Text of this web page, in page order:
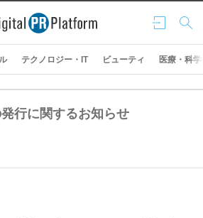
ログ
イン
検索
テクノロジー・IT ビューティ 医療・科学
行に関するお知らせ